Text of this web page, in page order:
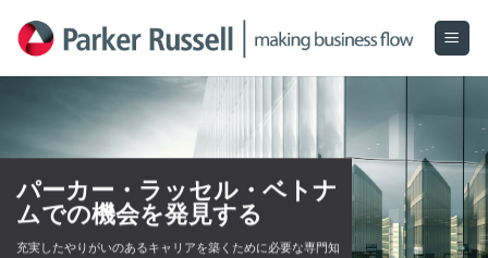
パーカー・ラッセル・ベトナ
ムでの機会を発見する
充実したやりがいのあるキャリアを築くために必要な専門知